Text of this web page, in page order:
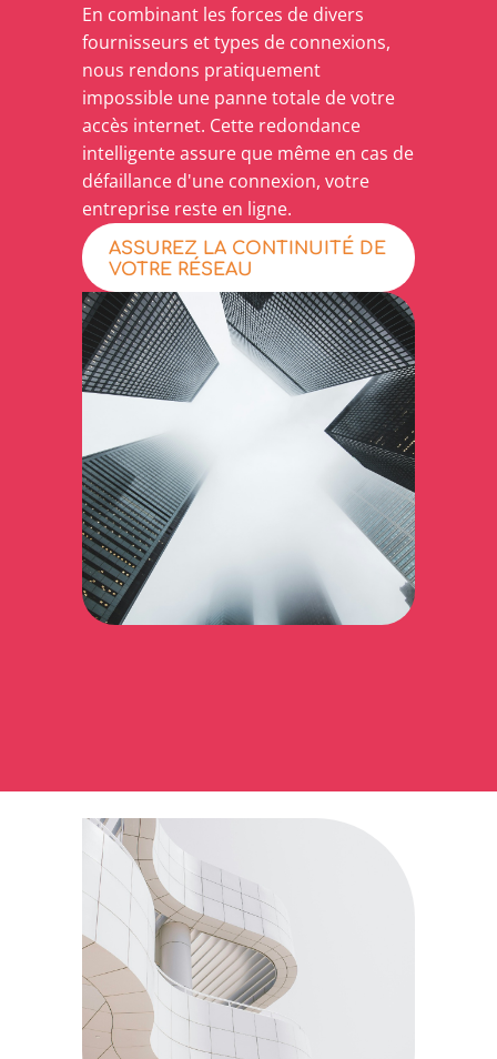
En combinant les forces de divers
fournisseurs et types de connexions,
nous rendons pratiquement
impossible une panne totale de votre
accès internet. Cette redondance
intelligente assure que même en cas de
défaillance d'une connexion, votre
entreprise reste en ligne.
ASSUREZ LA CONTINUITÉ DE
VOTRE RÉSEAU